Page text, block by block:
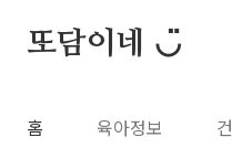
또담이네 ◡̈
홈 육아정보